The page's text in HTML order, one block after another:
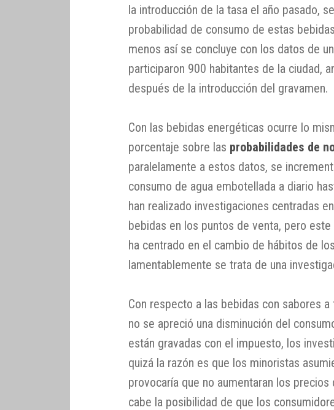
la introducción de la tasa el año pasado,
probabilidad de consumo de estas
menos así se concluye con los datos de
participaron 900 habitantes de la ciudad,
después de la introducción del gravamen.
Con las bebidas energéticas ocurre lo
porcentaje sobre las probabilidades de
paralelamente a estos datos, se
consumo de agua embotellada a diario
han realizado investigaciones centradas
bebidas en los puntos de venta, pero
ha centrado en el cambio de hábitos de
lamentablemente se trata de una
Con respecto a las bebidas con sabores
no se apreció una disminución del
están gravadas con el impuesto, los
quizá la razón es que los minoristas
provocaría que no aumentaran los precios
cabe la posibilidad de que los